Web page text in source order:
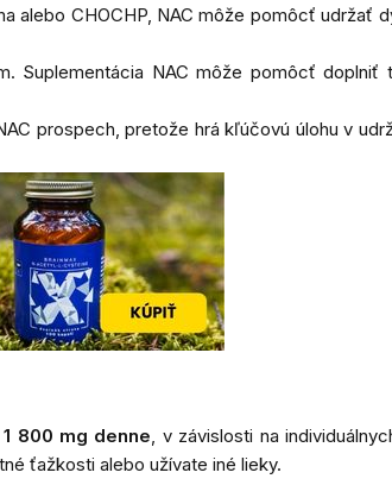
alebo CHOCHP, NAC môže pomôcť udržať
Suplementácia NAC môže pomôcť doplniť
prospech, pretože hrá kľúčovú úlohu v
800 mg denne , v závislosti na
ťažkosti alebo užívate iné lieky.